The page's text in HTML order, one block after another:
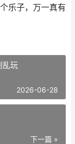
乐子，万一真有
乱玩
2026-06-28
下一篇 »